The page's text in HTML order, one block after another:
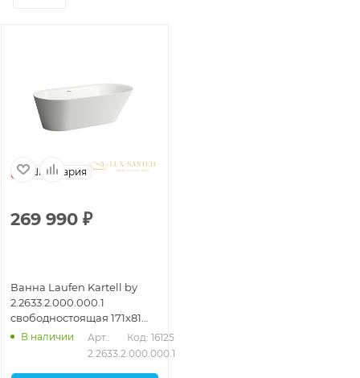
Швейцария
269 990 ₽
Ванна Laufen Kartell by
2.2633.2.000.000.1
свободностоящая 171х81
см, белый
В наличии
Арт.:
2.2633.2.000.000.1
Код: 16125